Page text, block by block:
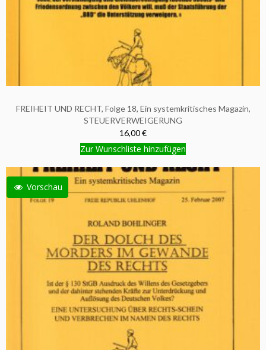
FREIHEIT UND RECHT, Folge 18, Ein systemkritisches Magazin,
STEUERVERWEIGERUNG
16,00 €
Zur Wunschliste hinzufügen
Vorschau